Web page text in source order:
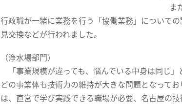
ま
行政職が一緒に業務を行う「協働業務」について
見交換などが行われました。
（浄水場部門）
「事業規模が違っても、悩んでいる中身は同じ」
どの事業体も技術力の維持が大きな問題となって
は、直営で学び実践できる職場が必要、名古屋の